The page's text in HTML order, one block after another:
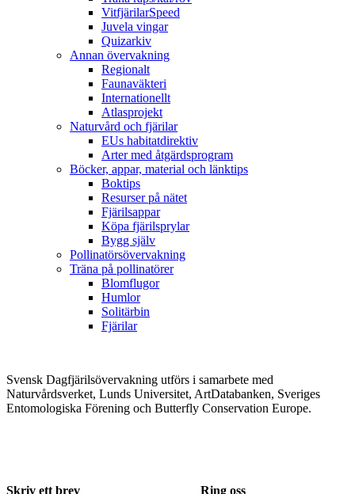
VitfjärilarSpeed
Juvela vingar
Quizarkiv
Annan övervakning
Regionalt
Faunaväkteri
Internationellt
Atlasprojekt
Naturvård och fjärilar
EUs habitatdirektiv
Arter med åtgärdsprogram
Böcker, appar, material och länktips
Boktips
Resurser på nätet
Fjärilsappar
Köpa fjärilsprylar
Bygg själv
Pollinatörsövervakning
Träna på pollinatörer
Blomflugor
Humlor
Solitärbin
Fjärilar
Svensk Dagfjärilsövervakning utförs i samarbete med
Naturvårdsverket, Lunds Universitet, ArtDatabanken, Sveriges
Entomologiska Förening och Butterfly Conservation Europe.
Skriv ett brev Ring oss